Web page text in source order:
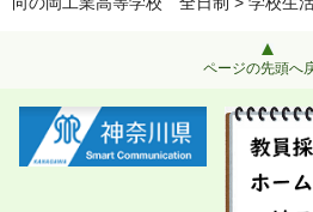
ページの先頭へ